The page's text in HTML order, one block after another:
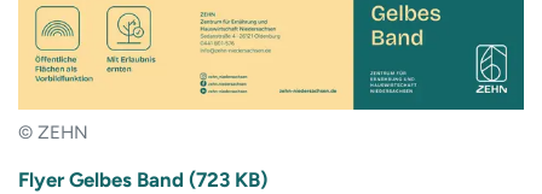
© ZEHN
Flyer Gelbes Band (723 KB)